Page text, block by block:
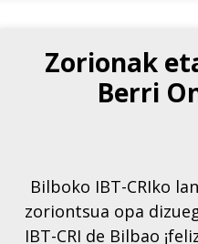
Zorionak
Berri
Bilboko IBT-CRIko
zoriontsua opa
IBT-CRI de Bilbao